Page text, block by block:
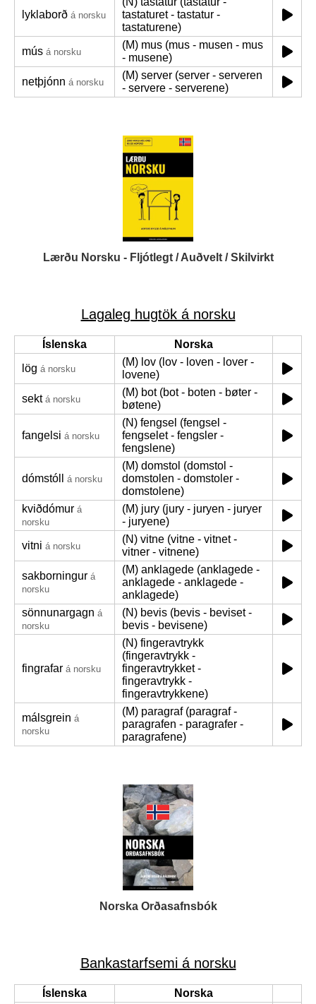
lyklaborð á norsku
tastaturet - tastatur -
tastaturene)
mús á norsku
(M) mus (mus - musen - mus
- musene)
netþjónn á norsku
(M) server (server - serveren
- servere - serverene)
Lærðu Norsku - Fljótlegt / Auðvelt / Skilvirkt
Lagaleg hugtök á norsku
Íslenska
Norska
lög á norsku
(M) lov (lov - loven - lover -
lovene)
sekt á norsku
(M) bot (bot - boten - bøter -
bøtene)
fangelsi á norsku
(N) fengsel (fengsel -
fengselet - fengsler -
fengslene)
dómstóll á norsku
(M) domstol (domstol -
domstolen - domstoler -
domstolene)
kviðdómur á
norsku
(M) jury (jury - juryen - juryer
- juryene)
vitni á norsku
(N) vitne (vitne - vitnet -
vitner - vitnene)
sakborningur á
norsku
(M) anklagede (anklagede -
anklagede - anklagede -
anklagede)
sönnunargagn á
norsku
(N) bevis (bevis - beviset -
bevis - bevisene)
fingrafar á norsku
(N) fingeravtrykk
(fingeravtrykk -
fingeravtrykket -
fingeravtrykk -
fingeravtrykkene)
málsgrein á
norsku
(M) paragraf (paragraf -
paragrafen - paragrafer -
paragrafene)
Norska Orðasafnsbók
Bankastarfsemi á norsku
Íslenska
Norska